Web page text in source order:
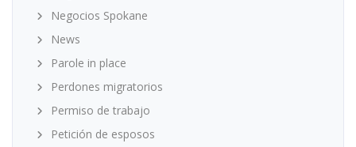
Negocios Spokane
News
Parole in place
Perdones migratorios
Permiso de trabajo
Petición de esposos